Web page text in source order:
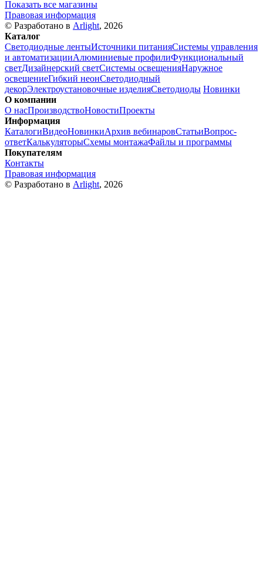
Показать все магазины
Правовая информация
© Разработано в Arlight, 2026
Каталог
Светодиодные лентыИсточники питанияСистемы управления
и автоматизацииАлюминиевые профилиФункциональный
светДизайнерский светСистемы освещенияНаружное
освещениеГибкий неонСветодиодный
декорЭлектроустановочные изделияСветодиоды Новинки
О компании
О насПроизводствоНовостиПроекты
Информация
КаталогиВидеоНовинкиАрхив вебинаровСтатьиВопрос-
ответКалькуляторыСхемы монтажаФайлы и программы
Покупателям
Контакты
Правовая информация
© Разработано в Arlight, 2026